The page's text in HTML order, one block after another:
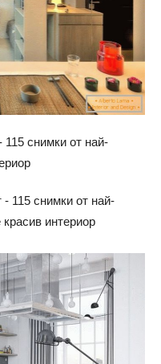
снимки от най-
- 115 снимки от най-
интериор